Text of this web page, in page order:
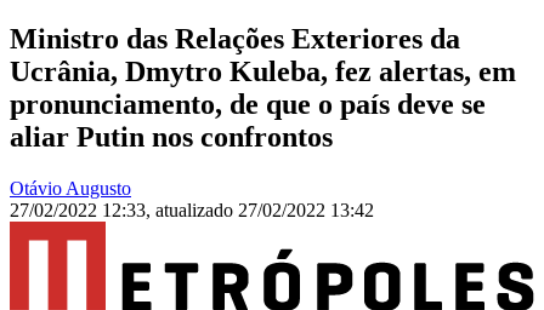
Ministro das Relações Exteriores da
Ucrânia, Dmytro Kuleba, fez alertas, em
pronunciamento, de que o país deve se
aliar Putin nos confrontos
Otávio Augusto
27/02/2022 12:33, atualizado 27/02/2022 13:42